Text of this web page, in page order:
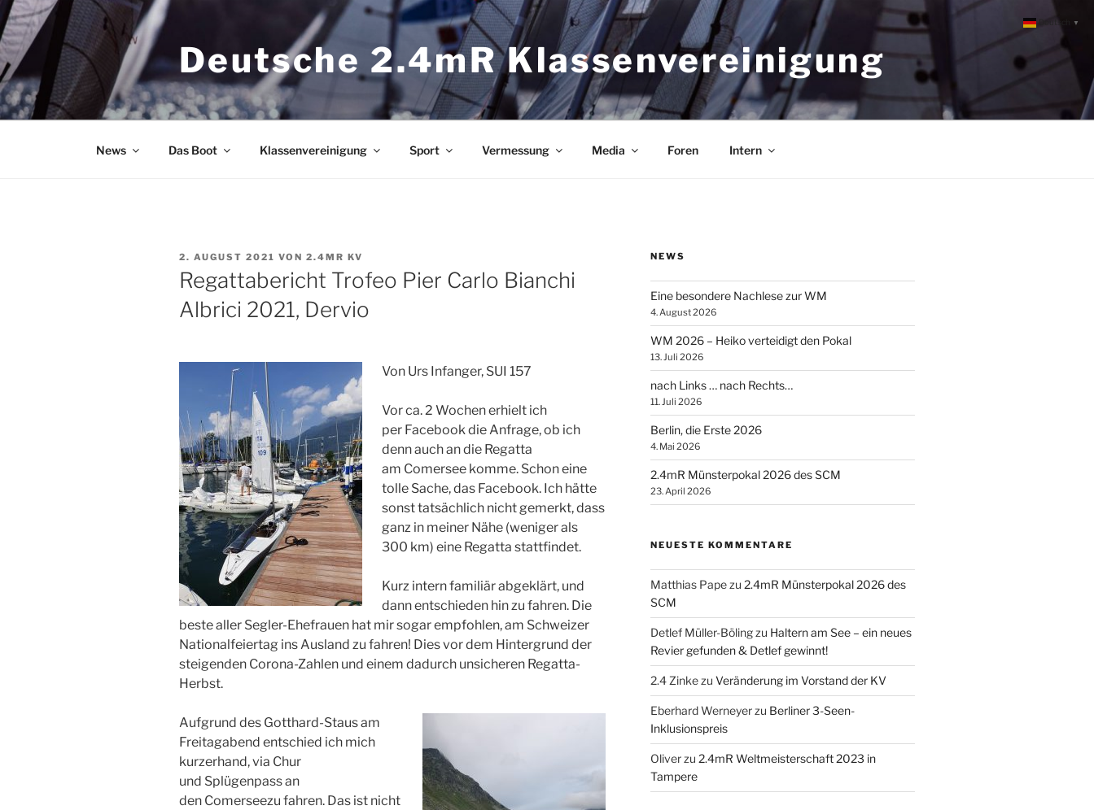
Zum
Inhalt
springen
Deutsche 2.4mR Klassenvereinigung
News Das Boot Klassenvereinigung Sport Vermessung Media Foren Intern
VERÖFFENTLICHT
AM
2. AUGUST 2021 VON 2.4MR KV
Regattabericht Trofeo Pier Carlo Bianchi
Albrici 2021, Dervio
Von Urs Infanger, SUI 157
Vor ca. 2 Wochen erhielt ich
per Facebook die Anfrage, ob ich
denn auch an die Regatta
am Comersee komme. Schon eine
tolle Sache, das Facebook. Ich hätte
sonst tatsächlich nicht gemerkt, dass
ganz in meiner Nähe (weniger als
300 km) eine Regatta stattfindet.
Kurz intern familiär abgeklärt, und
dann entschieden hin zu fahren. Die
beste aller Segler-Ehefrauen hat mir sogar empfohlen, am Schweizer
Nationalfeiertag ins Ausland zu fahren! Dies vor dem Hintergrund der
steigenden Corona-Zahlen und einem dadurch unsicheren Regatta-
Herbst.
Aufgrund des Gotthard-Staus am
Freitagabend entschied ich mich
kurzerhand, via Chur
und Splügenpass an
den Comerseezu fahren. Das ist nicht
NEWS
Eine besondere Nachlese zur WM
4. August 2026
WM 2026 – Heiko verteidigt den Pokal
13. Juli 2026
nach Links … nach Rechts…
11. Juli 2026
Berlin, die Erste 2026
4. Mai 2026
2.4mR Münsterpokal 2026 des SCM
23. April 2026
NEUESTE KOMMENTARE
Matthias Papezu 2.4mR Münsterpokal 2026 des
SCM
Detlef Müller-Bölingzu Haltern am See – ein neues
Revier gefunden & Detlef gewinnt!
2.4 Zinkezu Veränderung im Vorstand der KV
Eberhard Werneyerzu Berliner 3-Seen-
Inklusionspreis
Oliverzu 2.4mR Weltmeisterschaft 2023 in
Tampere
▼